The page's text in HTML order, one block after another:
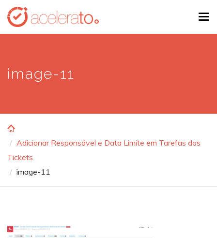
Skip
main
image-11
Adicionar Responsável e Data Limite em Tarefas dos
Tickets
image-11